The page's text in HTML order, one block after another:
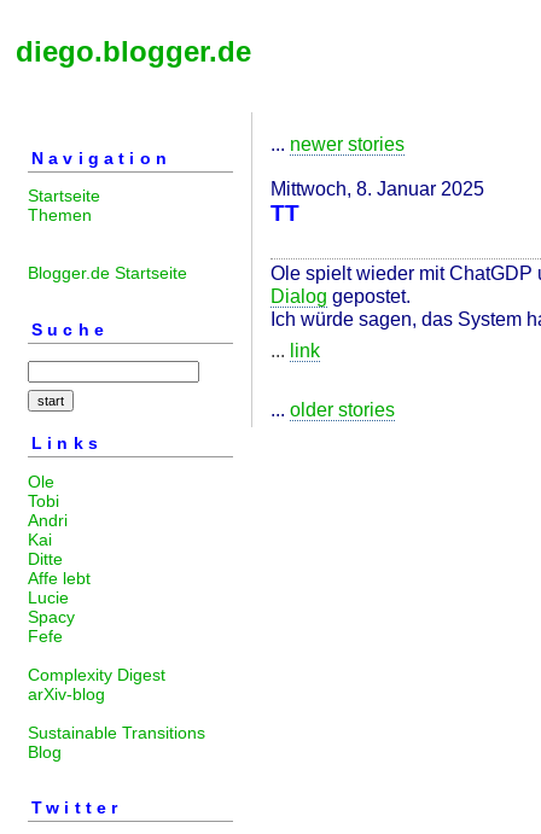
diego.blogger.de
Navigation
Startseite
Themen
Blogger.de Startseite
Suche
Links
Ole
Tobi
Andri
Kai
Ditte
Affe lebt
Lucie
Spacy
Fefe
Complexity Digest
arXiv-blog
Sustainable Transitions
Blog
Twitter
... newer stories
Mittwoch, 8. Januar 2025
TT
Ole spielt wieder mit
Dialog gepostet.
Ich würde sagen, das System
... link
... older stories